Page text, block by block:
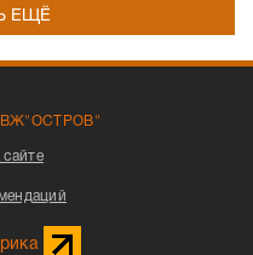
ЕЩЁ
сайте